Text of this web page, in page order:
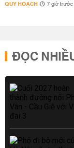
QUY HOẠCH 7 giờ trước
ĐỌC